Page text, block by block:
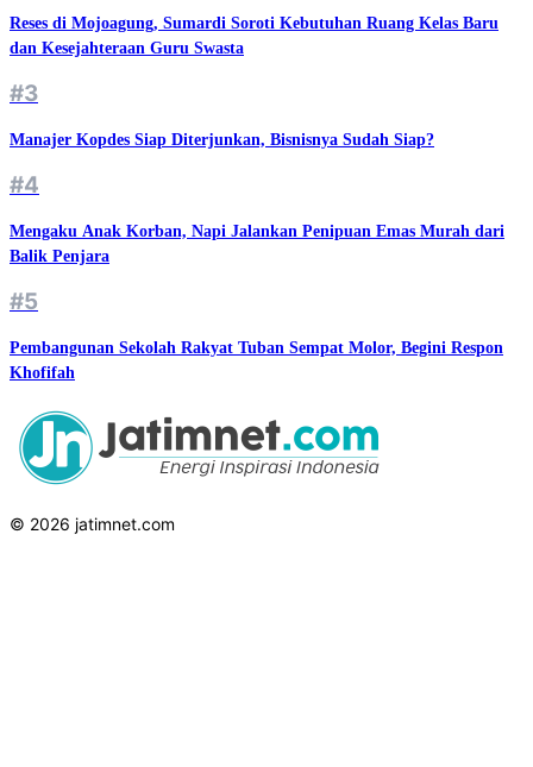
Reses di Mojoagung, Sumardi Soroti Kebutuhan Ruang Kelas Baru
dan Kesejahteraan Guru Swasta
#3
Manajer Kopdes Siap Diterjunkan, Bisnisnya Sudah Siap?
#4
Mengaku Anak Korban, Napi Jalankan Penipuan Emas Murah dari
Balik Penjara
#5
Pembangunan Sekolah Rakyat Tuban Sempat Molor, Begini Respon
Khofifah
© 2026 jatimnet.com